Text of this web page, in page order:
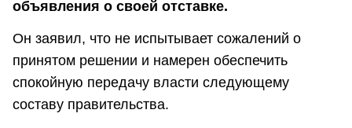
объявления о своей отставке.
Он заявил, что не испытывает сожалений о
принятом решении и намерен обеспечить
спокойную передачу власти следующему
составу правительства.